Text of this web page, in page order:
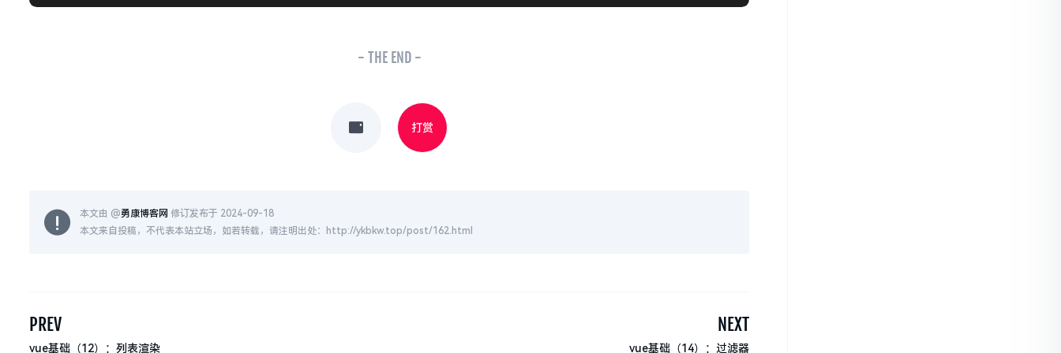
- THE END -
打赏
本文由 @勇康博客网 修订发布于 2024-09-18
本文来自投稿，不代表本站立场，如若转载，请注明出处：http://ykbkw.top/post/162.html
PREV
vue基础（12）：列表渲染
NEXT
vue基础（14）：过滤器